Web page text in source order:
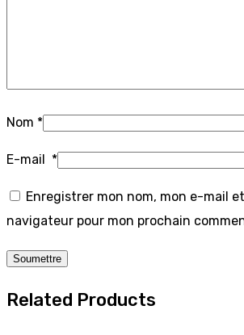
Nom *
E-mail *
Enregistrer mon nom, mon e-mail
navigateur pour mon prochain
Related Products